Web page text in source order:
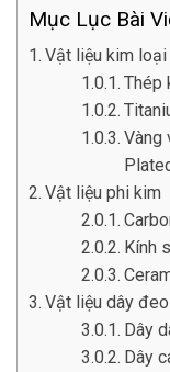
Mục Lục Bài
Vật liệu kim
Thép
Vàng
Vật liệu phi kim
Kính
Vật liệu dây đeo
Dây
Dây